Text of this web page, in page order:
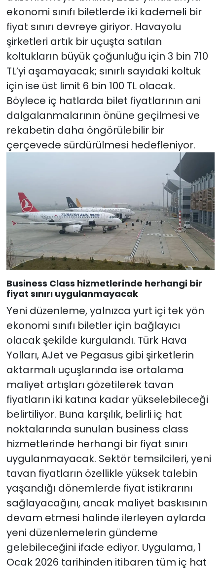
ekonomi sınıfı biletlerde iki kademeli bir
fiyat sınırı devreye giriyor. Havayolu
şirketleri artık bir uçuşta satılan
koltukların büyük çoğunluğu için 3 bin 710
TL’yi aşamayacak; sınırlı sayıdaki koltuk
için ise üst limit 6 bin 100 TL olacak.
Böylece iç hatlarda bilet fiyatlarının ani
dalgalanmalarının önüne geçilmesi ve
rekabetin daha öngörülebilir bir
çerçevede sürdürülmesi hedefleniyor.
Business Class hizmetlerinde herhangi bir
fiyat sınırı uygulanmayacak
Yeni düzenleme, yalnızca yurt içi tek yön
ekonomi sınıfı biletler için bağlayıcı
olacak şekilde kurgulandı. Türk Hava
Yolları, AJet ve Pegasus gibi şirketlerin
aktarmalı uçuşlarında ise ortalama
maliyet artışları gözetilerek tavan
fiyatların iki katına kadar yükselebileceği
belirtiliyor. Buna karşılık, belirli iç hat
noktalarında sunulan business class
hizmetlerinde herhangi bir fiyat sınırı
uygulanmayacak. Sektör temsilcileri, yeni
tavan fiyatların özellikle yüksek talebin
yaşandığı dönemlerde fiyat istikrarını
sağlayacağını, ancak maliyet baskısının
devam etmesi halinde ilerleyen aylarda
yeni düzenlemelerin gündeme
gelebileceğini ifade ediyor. Uygulama, 1
Ocak 2026 tarihinden itibaren tüm iç hat